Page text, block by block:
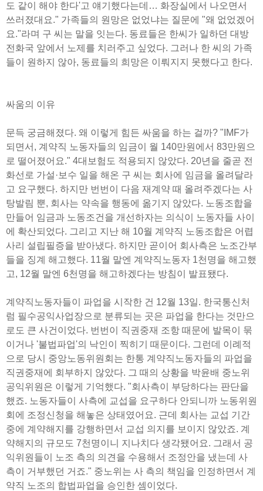
도 같이 해야 한다'고 얘기했다는데… 화장실에서 나오면서
쓰러졌대요." 가족들의 원망은 없었냐는 질문에 "왜 없었겠어
요."라며 구 씨는 말을 잇는다. 동료들은 한씨가 일하던 대방
전화국 앞에서 노제를 치러주고 싶었다. 그러나 한 씨의 가족
들이 원하지 않아, 동료들의 희망은 이뤄지지 못했다고 한다.
싸움의 이유
문득 궁금해졌다. 왜 이렇게 힘든 싸움을 하는 걸까? "IMF가
되면서, 계약직 노동자들의 임금이 월 140만원에서 83만원으
로 떨어졌어요." 4대보험도 적용되지 않았다. 20년을 줄곧 전
화선로 가설·보수 일을 해온 구 씨는 회사에 임금을 올려달라
고 요구했다. 하지만 번번이 다음 재계약 때 올려주겠다는 사
탕발림 뿐, 회사는 약속을 행동에 옮기지 않았다. 노동조합을
만들어 임금과 노동조건을 개선하자는 의식이 노동자들 사이
에 확산되었다. 그리고 지난 해 10월 계약직 노동조합은 어렵
사리 설립필증을 받아냈다. 하지만 곧이어 회사측은 노조간부
들을 징계 해고했다. 11월 말엔 계약직노동자 1천명을 해고했
고, 12월 말엔 6천명을 해고하겠다는 방침이 발표됐다.
계약직노동자들이 파업을 시작한 건 12월 13일. 한국통신처
럼 필수공익사업장으로 분류되는 곳은 파업을 한다는 것만으
로도 큰 사건이었다. 번번이 직권중재 조항 때문에 발목이 묶
이거나 '불법파업'의 낙인이 찍히기 때문이다. 그런데 이례적
으로 당시 중앙노동위원회는 한통 계약직노동자들의 파업을
직권중재에 회부하지 않았다. 그 때의 상황을 박윤배 중노위
공익위원은 이렇게 기억했다. "회사측이 부당하다는 판단을
했죠. 노동자들이 사측에 교섭을 요구하다 안되니까 노동위원
회에 조정신청을 해놓은 상태였어요. 근데 회사는 교섭 기간
중에 계약해지를 강행하면서 교섭 의지를 보이지 않았죠. 계
약해지의 규모도 7천명이니 지나치다 생각됐어요. 그래서 공
익위원들이 노조 측의 의견을 수용해서 조정안을 냈는데 사
측이 거부했던 거죠." 중노위는 사 측의 책임을 인정하면서 계
약직 노조의 합법파업을 승인한 셈이었다.